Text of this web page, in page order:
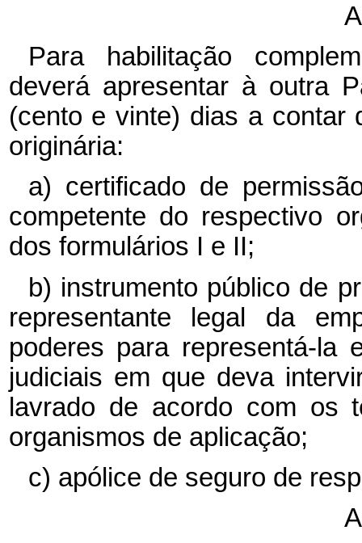
Para habilitação
deverá apresentar à outra
(cento e vinte) dias a contar
originária:
a) certificado de
competente do respectivo
dos formulários I e II;
b) instrumento público de
representante legal da
poderes para representá-la
judiciais em que deva
lavrado de acordo com os
organismos de aplicação;
c) apólice de seguro de